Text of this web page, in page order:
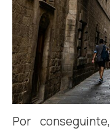
Por